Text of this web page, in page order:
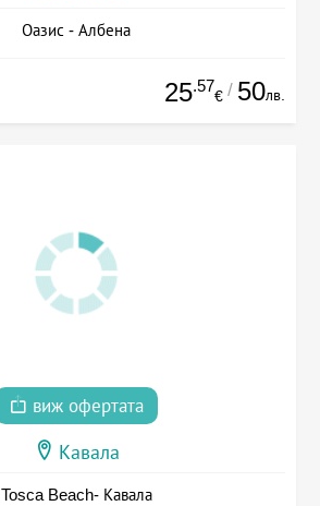
Оазис - Албена
25.57
€ / 50лв.
виж офертата
Кавала
Tosca Beach- Кавала